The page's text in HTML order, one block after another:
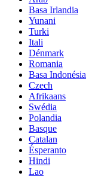
Basa Irlandia
Yunani
Turki
Itali
Dénmark
Romania
Basa Indonésia
Czech
Afrikaans
Swédia
Polandia
Basque
Catalan
Ésperanto
Hindi
Lao